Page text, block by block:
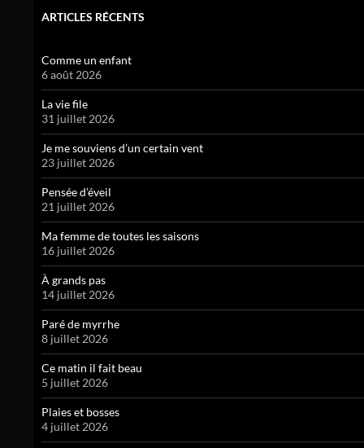
ARTICLES RÉCENTS
Comme un enfant
6 août 2026
La vie file
31 juillet 2026
Je me souviens d’un certain vent
23 juillet 2026
Pensée d’éveil
21 juillet 2026
Ma femme de toutes les saisons
16 juillet 2026
À grands pas
14 juillet 2026
Paré de myrrhe
8 juillet 2026
Ce matin il fait beau
5 juillet 2026
Plaies et bosses
4 juillet 2026